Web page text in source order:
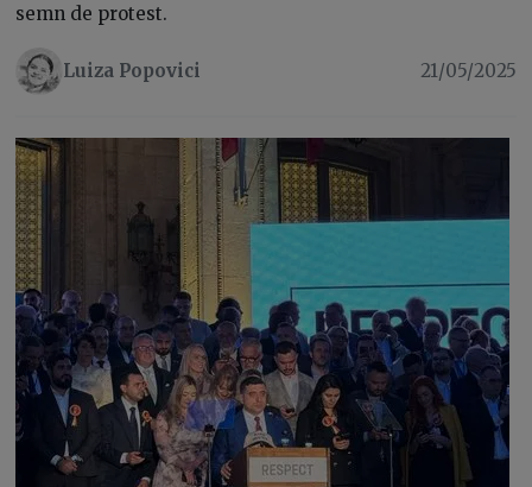
semn de protest.
Luiza Popovici 21/05/2025